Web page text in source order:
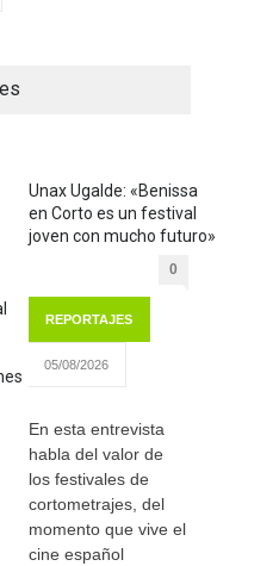
Unax Ugalde: «Benissa
en Corto es un festival
joven con mucho futuro»
0
REPORTAJES
05/08/2026
En esta entrevista
habla del valor de
los festivales de
cortometrajes, del
momento que vive el
cine español